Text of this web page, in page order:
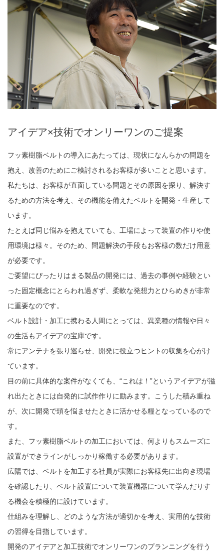
アイデア×技術でオンリーワンのご提案
フッ素樹脂ベルトの導入にあたっては、現状になんらかの問題を
抱え、改善のためにご検討されるお客様が多いことと思います。
私たちは、お客様が直面している問題とその原因を探り、解決す
るための方法を考え、その機能を備えたベルトを開発・生産して
います。
たとえば同じ悩みを抱えていても、工場によって装置の作りや使
用環境は様々。そのため、問題解決の手段もお客様の数だけ用意
が必要です。
ご要望にぴったりはまる製品の開発には、過去の事例や経験とい
った固定概念にとらわれ過ぎず、柔軟な発想力とひらめきが非常
に重要なのです。
ベルト設計・加工に携わる人間にとっては、異業種の情報や日々
の生活もアイデアの宝庫です。
常にアンテナを張り巡らせ、開発に役立つヒントの収集を心がけ
ています。
目の前に具体的な案件がなくても、“これは！”というアイデアが溢
れ出たときには自発的に試作作りに励みます。こうした積み重ね
が、次に開発で頭を悩ませたときに活かせる糧となっているので
す。
また、フッ素樹脂ベルトの加工においては、何よりもスムーズに
設置ができラインがしっかり稼働する必要があります。
広陽では、ベルトを加工する社員が実際にお客様先に出向き現場
を確認したり、ベルト設置について装置機器について学んだりす
る機会を積極的に設けています。
仕組みを理解し、どのような方法が適切かを考え、実用的な技術
の習得を目指しています。
開発のアイデアと加工技術でオンリーワンのプランニングを行う